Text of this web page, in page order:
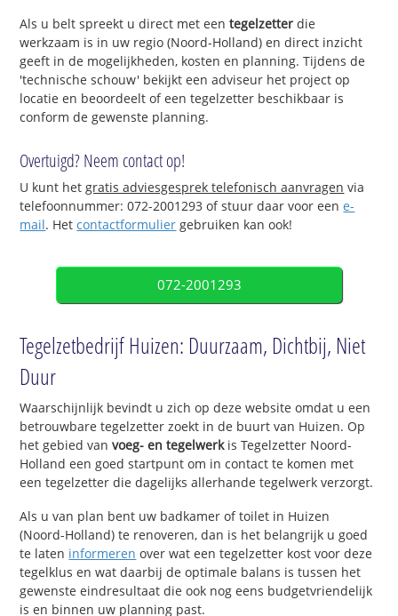
Als u belt spreekt u direct met eentegelzetter die
werkzaam is in uw regio (Noord-Holland) en direct inzicht
geeft in de mogelijkheden, kosten en planning. Tijdens de
'technische schouw' bekijkt een adviseur het project op
locatie en beoordeelt of een tegelzetter beschikbaar is
conform de gewenste planning.
Overtuigd? Neem contact op!
U kunt hetgratis adviesgesprek telefonisch aanvragen via
telefoonnummer: 072-2001293 of stuur daar voor eene-
mail. Hetcontactformulier gebruiken kan ook!
072-2001293
Tegelzetbedrijf Huizen: Duurzaam, Dichtbij, Niet
Duur
Waarschijnlijk bevindt u zich op deze website omdat u een
betrouwbare tegelzetter zoekt in de buurt van Huizen. Op
het gebied van voeg- en tegelwerkis Tegelzetter Noord-
Holland een goed startpunt om in contact te komen met
een tegelzetter die dagelijks allerhande tegelwerk verzorgt.
Als u van plan bent uw badkamer of toilet in Huizen
(Noord-Holland) te renoveren, dan is het belangrijk u goed
te laten informeren over wat een tegelzetter kost voor deze
tegelklus en wat daarbij de optimale balans is tussen het
gewenste eindresultaat die ook nog eens budgetvriendelijk
is en binnen uw planning past.